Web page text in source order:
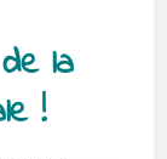
la
!